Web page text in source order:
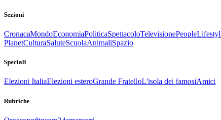
Sezioni
CronacaMondoEconomiaPoliticaSpettacoloTelevisionePeople
PlanetCulturaSaluteScuolaAnimaliSpazio
Speciali
Elezioni ItaliaElezioni esteroGrande FratelloL'isola dei famosiAmici
Rubriche